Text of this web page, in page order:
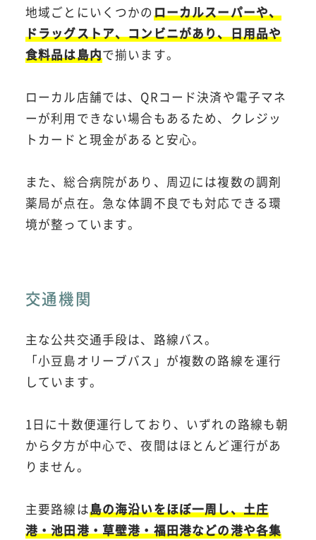
地域ごとにいくつかのローカルスーパーや、
ドラッグストア、コンビニがあり、日用品や
食料品は島内で揃います。
ローカル店舗では、QRコード決済や電子マネ
ーが利用できない場合もあるため、クレジッ
トカードと現金があると安心。
また、総合病院があり、周辺には複数の調剤
薬局が点在。急な体調不良でも対応できる環
境が整っています。
交通機関
主な公共交通手段は、路線バス。
「小豆島オリーブバス」が複数の路線を運行
しています。
1日に十数便運行しており、いずれの路線も朝
から夕方が中心で、夜間はほとんど運行があ
りません。
主要路線は島の海沿いをほぼ一周し、土庄
港・池田港・草壁港・福田港などの港や各集